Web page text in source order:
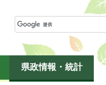
県政情報・統計